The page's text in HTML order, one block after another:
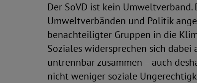
Der SoVD ist kein
Umweltverbänden und Politik
benachteiligter Gruppen in die
Soziales widersprechen sich dabei
untrennbar zusammen – auch
nicht weniger soziale